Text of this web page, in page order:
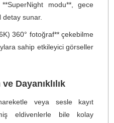
Taksit Seçenekleri
— Capture Every
*kesintisiz 360°